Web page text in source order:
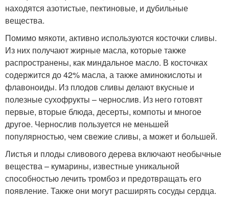
находятся азотистые, пектиновые, и дубильные
вещества.
Помимо мякоти, активно используются косточки сливы.
Из них получают жирные масла, которые также
распространены, как миндальное масло. В косточках
содержится до 42% масла, а также аминокислоты и
флавоноиды. Из плодов сливы делают вкусные и
полезные сухофрукты – чернослив. Из него готовят
первые, вторые блюда, десерты, компоты и многое
другое. Чернослив пользуется не меньшей
популярностью, чем свежие сливы, а может и большей.
Листья и плоды сливового дерева включают необычные
вещества – кумарины, известные уникальной
способностью лечить тромбоз и предотвращать его
появление. Также они могут расширять сосуды сердца.